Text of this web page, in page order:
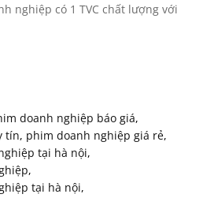
nghiệp có 1 TVC chất lượng với
doanh nghiệp báo giá,
tín, phim doanh nghiệp giá rẻ,
tại hà nội,
,
tại hà nội,